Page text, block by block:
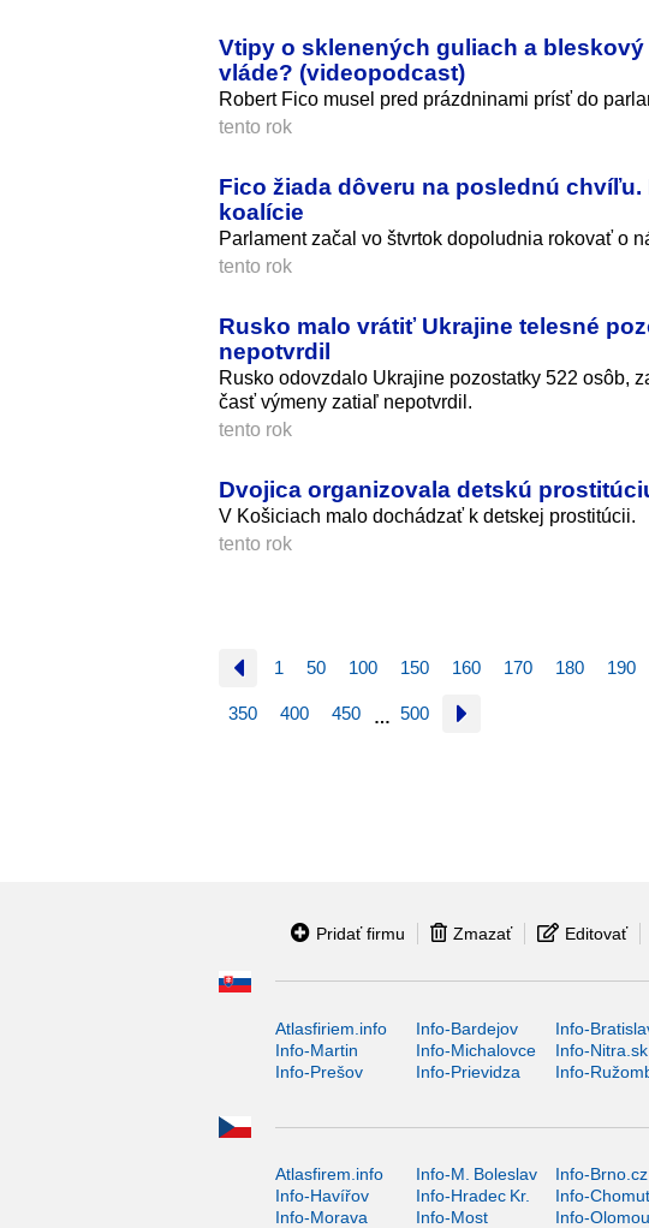
Vtipy o sklenených guliach a
vláde? (videopodcast)
Robert Fico musel pred prázdninami prísť do
tento rok
Fico žiada dôveru na poslednú
koalície
Parlament začal vo štvrtok dopoludnia rokovať o
tento rok
Rusko malo vrátiť Ukrajine telesné
nepotvrdil
Rusko odovzdalo Ukrajine pozostatky 522 osôb,
časť výmeny zatiaľ nepotvrdil.
tento rok
Dvojica organizovala detskú
V Košiciach malo dochádzať k detskej prostitúcii.
tento rok
1 50 100 150 160 170 180 190
350 400 450 … 500
Pridať firmu Zmazať Editovať
Atlasfiriem.info Info-Bardejov Info-
Info-Martin
Info-Michalovce Info-Nitra.sk
Info-Prešov
Info-Prievidza Info-
Atlasfirem.info Info-M. Boleslav Info-Brno.cz
Info-Havířov
Info-Hradec Kr. Info-
Info-Morava
Info-Most Info-